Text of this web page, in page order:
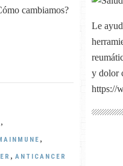
cambiamos?
,
,
, ANTICANCER
Le
y dolor
https://